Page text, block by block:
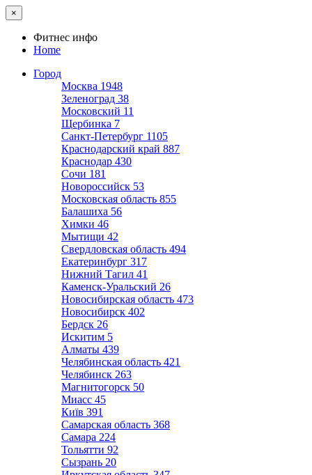
×
Фитнес инфо
Home
Город
Москва 1948
Зеленоград 38
Московский 11
Щербинка 7
Санкт-Петербург 1105
Краснодарский край 887
Краснодар 430
Сочи 181
Новороссийск 53
Московская область 855
Балашиха 56
Химки 46
Мытищи 42
Свердловская область 494
Екатеринбург 317
Нижний Тагил 41
Каменск-Уральский 26
Новосибирская область 473
Новосибирск 402
Бердск 26
Искитим 5
Алматы 439
Челябинская область 421
Челябинск 263
Магнитогорск 50
Миасс 45
Київ 391
Самарская область 368
Самара 224
Тольятти 92
Сызрань 20